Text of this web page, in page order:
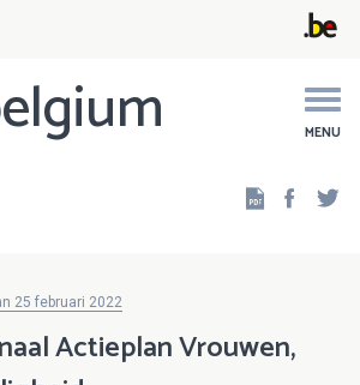
MENU
25 februari 2022
Actieplan Vrouwen,